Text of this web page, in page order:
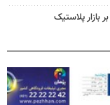
بازار پلاستیک